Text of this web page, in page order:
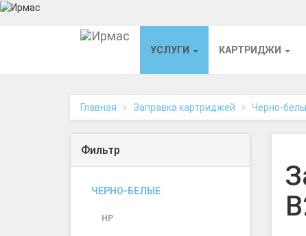
УСЛУГИ КАРТРИДЖИ
Главная Заправка картриджей Черно-
Фильтр
ЧЕРНО-БЕЛЫЕ
HP